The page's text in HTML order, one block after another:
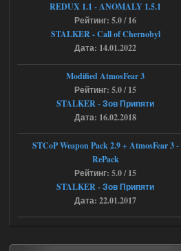
Объединенный Пак 2 + OGSR +
STCoP WP 3.4
andreyforest1993
там есть опция расшириные
анимации нпс, я поставил
галочку но толку ноль, ни каких
анимаций нет, может это что-то другое,
не известно, больше нет ни каких таких
кнопок по поводу анимаций
Последний рассвет - Эпизод 1
REDUX 1.1​​​​​​​ - ANOMALY 1.5.1
Рейтинг: 5.0 / 16
STALKER - Call of Chernobyl
Дата: 14.01.2022
Modified AtmosFear 3
Рейтинг: 5.0 / 15
STALKER - Зов Припяти
Дата: 16.02.2018
STCoP Weapon Pack 2.9 + AtmosFear 3 -
RePack
Рейтинг: 5.0 / 15
STALKER - Зов Припяти
Дата: 22.01.2017